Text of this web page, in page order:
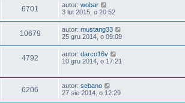
6701 autor: wobar
3 lut 2015, o 20:52
10679 autor: mustang33
25 gru 2014, o 09:09
4792 autor: darco16v
10 gru 2014, o 17:21
6206 autor: sebano
27 sie 2014, o 12:29